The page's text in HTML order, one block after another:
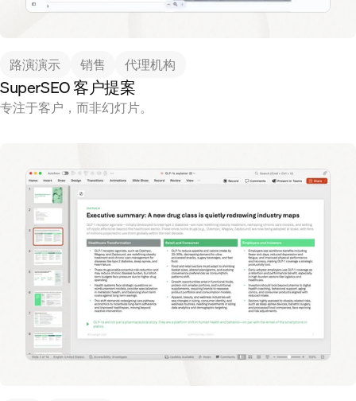
路演演示 销售 代理机构
SuperSEO 客户提案
专注于客户，而非幻灯片。